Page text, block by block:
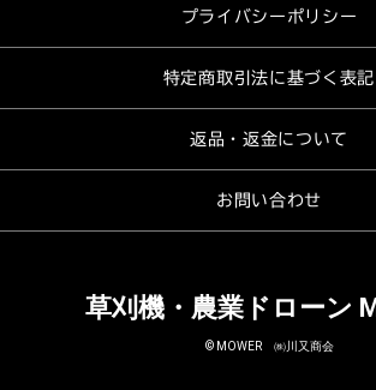
プライバシーポリシー
特定商取引法に基づく表記
返品・返金について
お問い合わせ
草刈機・農業ドローン
© MOWER ㈱川又商会